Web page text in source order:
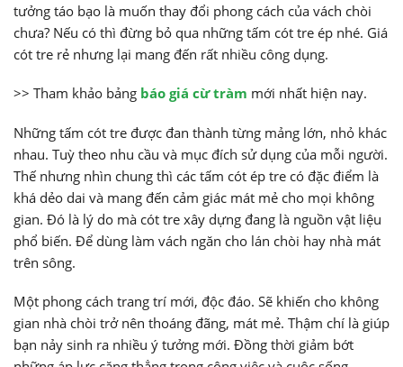
tưởng táo bạo là muốn thay đổi phong cách của vách chòi
chưa? Nếu có thì đừng bỏ qua những tấm cót tre ép nhé. Giá
cót tre rẻ nhưng lại mang đến rất nhiều công dụng.
>> Tham khảo bảng báo giá cừ tràm mới nhất hiện nay.
Những tấm cót tre được đan thành từng mảng lớn, nhỏ khác
nhau. Tuỳ theo nhu cầu và mục đích sử dụng của mỗi người.
Thế nhưng nhìn chung thì các tấm cót ép tre có đặc điểm là
khá dẻo dai và mang đến cảm giác mát mẻ cho mọi không
gian. Đó là lý do mà cót tre xây dựng đang là nguồn vật liệu
phổ biến. Để dùng làm vách ngăn cho lán chòi hay nhà mát
trên sông.
Một phong cách trang trí mới, độc đáo. Sẽ khiến cho không
gian nhà chòi trở nên thoáng đãng, mát mẻ. Thậm chí là giúp
bạn nảy sinh ra nhiều ý tưởng mới. Đồng thời giảm bớt